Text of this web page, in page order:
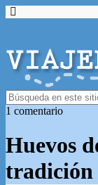
1 comentario
Huevos
tradición